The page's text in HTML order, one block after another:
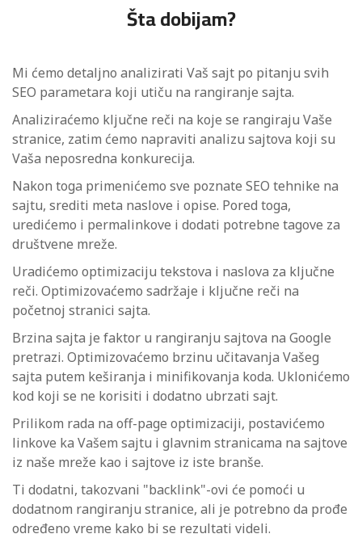
Šta dobijam?
Mi ćemo detaljno analizirati Vaš sajt po pitanju svih
SEO parametara koji utiču na rangiranje sajta.
Analiziraćemo ključne reči na koje se rangiraju Vaše
stranice, zatim ćemo napraviti analizu sajtova koji su
Vaša neposredna konkurecija.
Nakon toga primenićemo sve poznate SEO tehnike na
sajtu, srediti meta naslove i opise. Pored toga,
uredićemo i permalinkove i dodati potrebne tagove za
društvene mreže.
Uradićemo optimizaciju tekstova i naslova za ključne
reči. Optimizovaćemo sadržaje i ključne reči na
početnoj stranici sajta.
Brzina sajta je faktor u rangiranju sajtova na Google
pretrazi. Optimizovaćemo brzinu učitavanja Vašeg
sajta putem keširanja i minifikovanja koda. Uklonićemo
kod koji se ne korisiti i dodatno ubrzati sajt.
Prilikom rada na off-page optimizaciji, postavićemo
linkove ka Vašem sajtu i glavnim stranicama na sajtove
iz naše mreže kao i sajtove iz iste branše.
Ti dodatni, takozvani "backlink"-ovi će pomoći u
dodatnom rangiranju stranice, ali je potrebno da prođe
određeno vreme kako bi se rezultati videli.